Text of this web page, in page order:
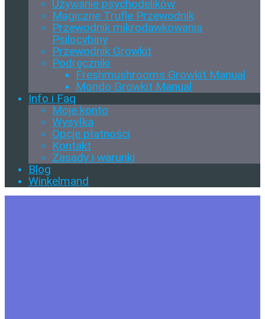
Używanie psychodelików
Magiczne Trufle Przewodnik
Przewodnik mikrodawkowania
Psilocybiny
Przewodnik Growkit
Podręczniki
Freshmushrooms Growkit Manual
Mondo Growkit Manual
Info i Faq
Moje konto
Wysyłka
Opcje płatności
Kontakt
Zasady i warunki
Blog
Winkelmand